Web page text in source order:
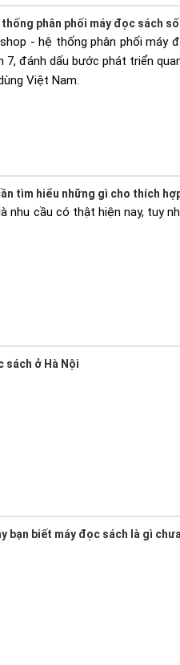
phân phối máy đọc sách
- hệ thống phân phối
7, đánh dấu bước phát triển
Việt Nam.
tìm hiểu những gì cho thích
nhu cầu có thật hiện nay, tuy
sách ở Hà Nội
bạn biết máy đọc sách là gì